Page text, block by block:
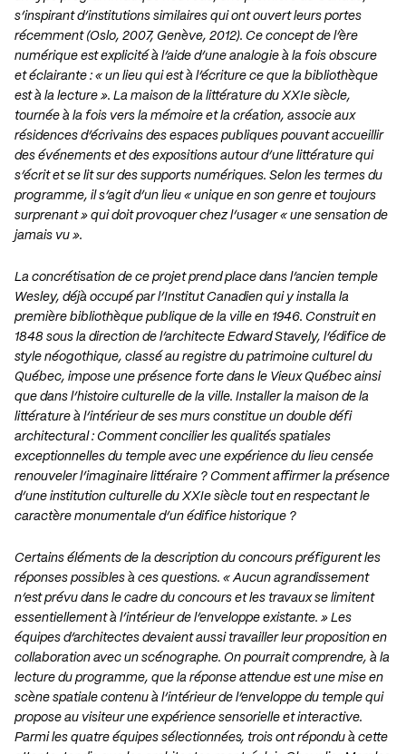
s’inspirant d’institutions similaires qui ont ouvert leurs portes
récemment (Oslo, 2007, Genève, 2012). Ce concept de l’ère
numérique est explicité à l’aide d’une analogie à la fois obscure
et éclairante : « un lieu qui est à l’écriture ce que la bibliothèque
est à la lecture ». La maison de la littérature du XXIe siècle,
tournée à la fois vers la mémoire et la création, associe aux
résidences d’écrivains des espaces publiques pouvant accueillir
des événements et des expositions autour d’une littérature qui
s’écrit et se lit sur des supports numériques. Selon les termes du
programme, il s’agit d’un lieu « unique en son genre et toujours
surprenant » qui doit provoquer chez l’usager « une sensation de
jamais vu ».
La concrétisation de ce projet prend place dans l’ancien temple
Wesley, déjà occupé par l’Institut Canadien qui y installa la
première bibliothèque publique de la ville en 1946. Construit en
1848 sous la direction de l’architecte Edward Stavely, l’édifice de
style néogothique, classé au registre du patrimoine culturel du
Québec, impose une présence forte dans le Vieux Québec ainsi
que dans l’histoire culturelle de la ville. Installer la maison de la
littérature à l’intérieur de ses murs constitue un double défi
architectural : Comment concilier les qualités spatiales
exceptionnelles du temple avec une expérience du lieu censée
renouveler l’imaginaire littéraire ? Comment affirmer la présence
d’une institution culturelle du XXIe siècle tout en respectant le
caractère monumentale d’un édifice historique ?
Certains éléments de la description du concours préfigurent les
réponses possibles à ces questions. « Aucun agrandissement
n’est prévu dans le cadre du concours et les travaux se limitent
essentiellement à l’intérieur de l’enveloppe existante. » Les
équipes d’architectes devaient aussi travailler leur proposition en
collaboration avec un scénographe. On pourrait comprendre, à la
lecture du programme, que la réponse attendue est une mise en
scène spatiale contenu à l’intérieur de l’enveloppe du temple qui
propose au visiteur une expérience sensorielle et interactive.
Parmi les quatre équipes sélectionnées, trois ont répondu à cette